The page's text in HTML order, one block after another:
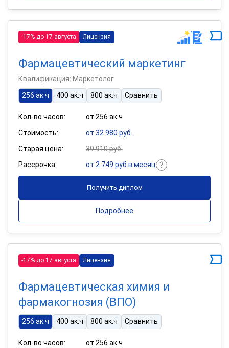
-17% до 17 августа Лицензия
Фармацевтический маркетинг
Квалификация: Маркетолог
256 ак.ч
400 ак.ч 800 ак.ч Сравнить
Кол-во часов:
от 256 ак.ч
Стоимость:
от 32 980 руб.
Старая цена:
39 910 руб.
Рассрочка:
от 2 749 руб в месяц
Получить диплом
Подробнее
-17% до 17 августа Лицензия
Фармацевтическая химия и
фармакогнозия (ВПО)
256 ак.ч 400 ак.ч 800 ак.ч Сравнить
Кол-во часов:
от 256 ак.ч